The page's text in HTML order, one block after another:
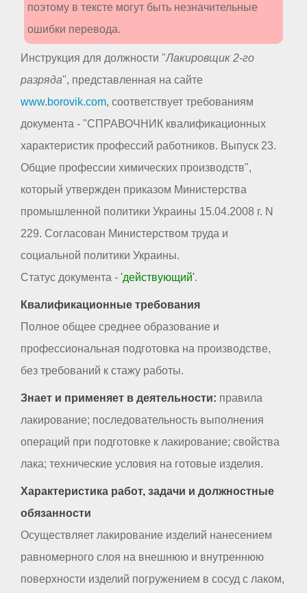
поэтому в тексте могут быть незначительные
ошибки перевода.
Инструкция для должности "Лакировщик 2-го
разряда", представленная на сайте
www.borovik.com, соответствует требованиям
документа - "СПРАВОЧНИК квалификационных
характеристик профессий работников. Выпуск 23.
Общие профессии химических производств",
который утвержден приказом Министерства
промышленной политики Украины 15.04.2008 г. N
229. Согласован Министерством труда и
социальной политики Украины.
Статус документа - 'действующий'.
Квалификационные требования
Полное общее среднее образование и
профессиональная подготовка на производстве,
без требований к стажу работы.
Знает и применяет в деятельности: правила
лакирование; последовательность выполнения
операций при подготовке к лакирование; свойства
лака; технические условия на готовые изделия.
Характеристика работ, задачи и должностные
обязанности
Осуществляет лакирование изделий нанесением
равномерного слоя на внешнюю и внутреннюю
поверхности изделий погружением в сосуд с лаком,